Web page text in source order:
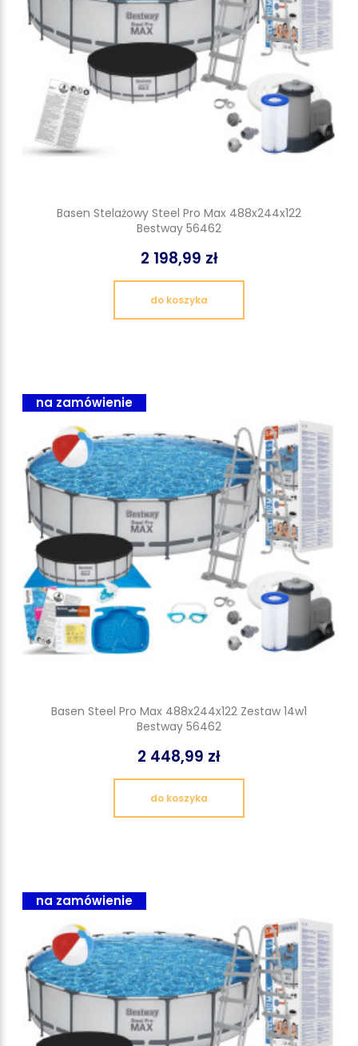
Basen Stelażowy Steel Pro Max 488x244x122
Bestway 56462
2 198,99 zł
do koszyka
Basen Steel Pro Max 488x244x122 Zestaw 14w1
Bestway 56462
2 448,99 zł
do koszyka
na zamówienie
na zamówienie